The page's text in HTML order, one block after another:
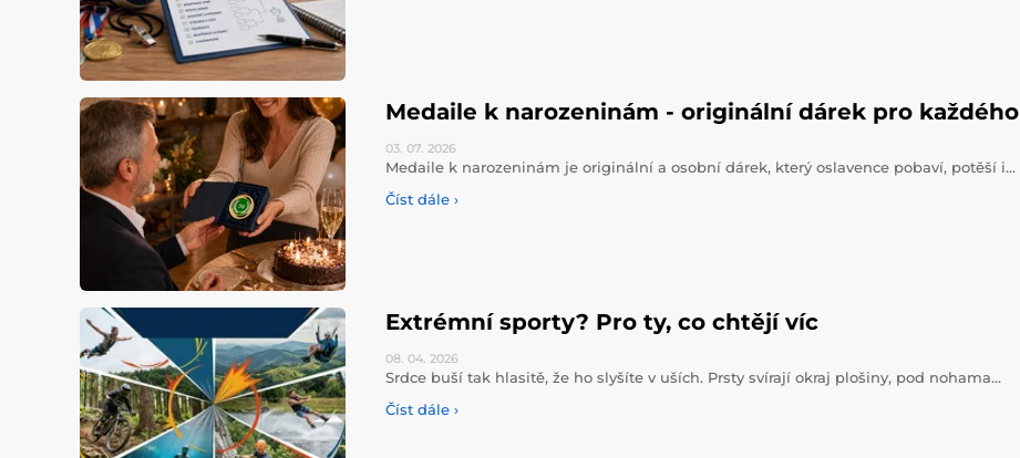
Medaile k narozeninám - originální dárek pro každého
03. 07. 2026
Medaile k narozeninám je originální a osobní dárek, který oslavence pobaví, potěší i…
Číst dále ›
Extrémní sporty? Pro ty, co chtějí víc
08. 04. 2026
Srdce buší tak hlasitě, že ho slyšíte v uších. Prsty svírají okraj plošiny, pod nohama…
Číst dále ›